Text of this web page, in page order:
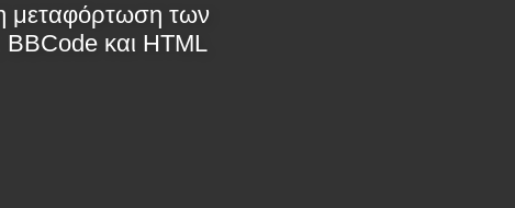
μεταφόρτωση των
BBCode και HTML